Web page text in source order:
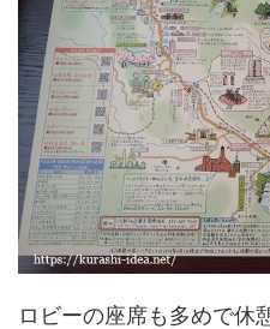
ロビーの座席も多めで休